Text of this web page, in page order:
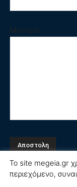
Μηνυμα
Το site megeia.gr
περιεχόμενο,